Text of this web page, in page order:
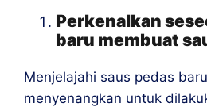
Perkenalkan
baru membuat
Menjelajahi saus pedas
menyenangkan untuk